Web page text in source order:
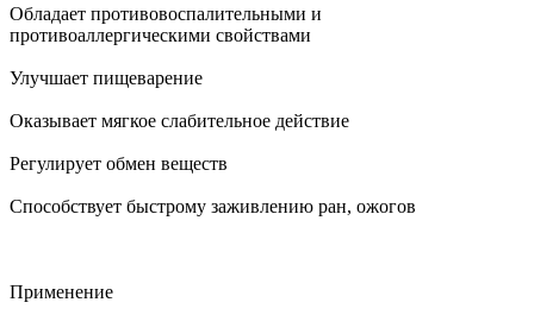
Обладает противовоспалительными и
противоаллергическими свойствами
Улучшает пищеварение
Оказывает мягкое слабительное действие
Регулирует обмен веществ
Способствует быстрому заживлению ран, ожогов
Применение